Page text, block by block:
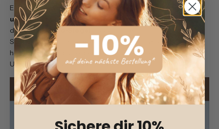
Ein wichtiges Qualitätsmerkmal ist die
Zertifizierung durch
unabhängige Naturkosmetik-Siegel– zum Beispiel
dasNATRUE Bio-Siegel
Sonnenpflegeprodukte von TMO tragen. Es garantiert
höchste Standards bei der Herkunft, Verarbeitung und
Umweltverträglichkeit der Inhaltsstoffe.